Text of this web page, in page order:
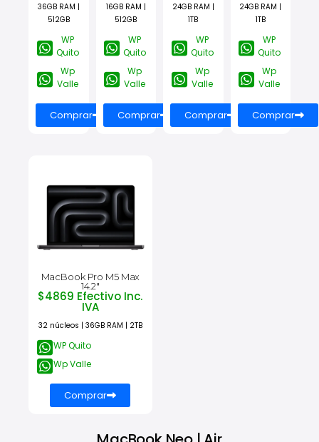
36GB RAM |
512GB
WP
Quito
Wp
Valle
Comprar
16GB RAM |
512GB
WP
Quito
Wp
Valle
Comprar
24GB RAM |
1TB
WP
Quito
Wp
Valle
Comprar
24GB RAM |
1TB
WP
Quito
Wp
Valle
Comprar
MacBook Pro M5 Max
14.2"
$4869 Efectivo Inc.
IVA
32 núcleos | 36GB RAM | 2TB
WP Quito
Wp Valle
Comprar